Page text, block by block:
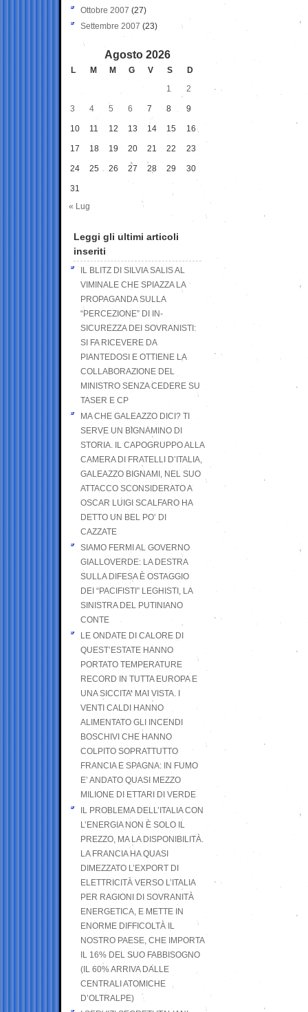
Ottobre 2007 (27)
Settembre 2007 (23)
Agosto 2026
L M M G V S
D
1
2
3 4 5 6 7 8 9
10 11 12 13 14 15 16
17 18 19 20 21 22 23
24 25 26 27 28 29 30
31
« Lug
Leggi gli ultimi articoli
inseriti
IL BLITZ DI SILVIA SALIS AL
VIMINALE CHE SPIAZZA LA
PROPAGANDA SULLA
“PERCEZIONE” DI IN-
SICUREZZA DEI SOVRANISTI:
SI FA RICEVERE DA
PIANTEDOSI E OTTIENE LA
COLLABORAZIONE DEL
MINISTRO SENZA CEDERE SU
TASER E CP
MA CHE GALEAZZO DICI? TI
SERVE UN BIGNAMINO DI
STORIA. IL CAPOGRUPPO ALLA
CAMERA DI FRATELLI D’ITALIA,
GALEAZZO BIGNAMI, NEL SUO
ATTACCO SCONSIDERATO A
OSCAR LUIGI SCALFARO HA
DETTO UN BEL PO’ DI
CAZZATE
SIAMO FERMI AL GOVERNO
GIALLOVERDE: LA DESTRA
SULLA DIFESA È OSTAGGIO
DEI “PACIFISTI” LEGHISTI, LA
SINISTRA DEL PUTINIANO
CONTE
LE ONDATE DI CALORE DI
QUEST’ESTATE HANNO
PORTATO TEMPERATURE
RECORD IN TUTTA EUROPA E
UNA SICCITA’ MAI VISTA. I
VENTI CALDI HANNO
ALIMENTATO GLI INCENDI
BOSCHIVI CHE HANNO
COLPITO SOPRATTUTTO
FRANCIA E SPAGNA: IN FUMO
E’ ANDATO QUASI MEZZO
MILIONE DI ETTARI DI VERDE
IL PROBLEMA DELL’ITALIA CON
L’ENERGIA NON È SOLO IL
PREZZO, MA LA DISPONIBILITÀ.
LA FRANCIA HA QUASI
DIMEZZATO L’EXPORT DI
ELETTRICITÀ VERSO L’ITALIA
PER RAGIONI DI SOVRANITÀ
ENERGETICA, E METTE IN
ENORME DIFFICOLTÀ IL
NOSTRO PAESE, CHE IMPORTA
IL 16% DEL SUO FABBISOGNO
(IL 60% ARRIVA DALLE
CENTRALI ATOMICHE
D’OLTRALPE)